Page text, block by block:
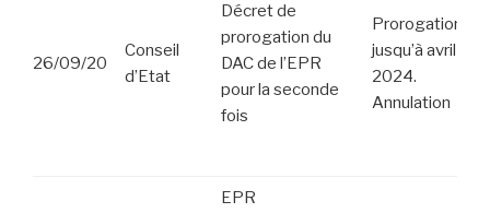
26/09/20
Conseil
d’Etat
Décret de
prorogation du
DAC de l’EPR
pour la seconde
fois
Prorogation
jusqu’à avril
2024.
Annulation
EPR